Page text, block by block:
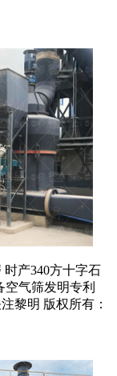
时产340方十字石
气筛发明专利
黎明 版权所有：